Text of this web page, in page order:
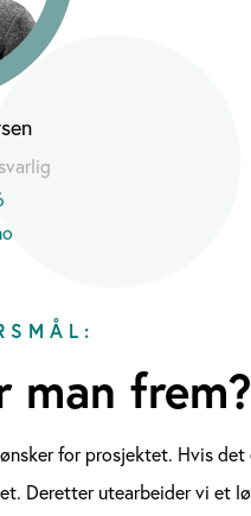
man frem?
for prosjektet. Hvis
Deretter utearbeider vi et